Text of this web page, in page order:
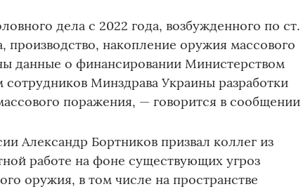
дела с 2022 года, возбужденного по ст.
производство, накопление оружия массового
данные о финансировании Министерством
Минздрава Украины разработки
поражения, — говорится в
Александр Бортников призвал коллег из
работе на фоне существующих угроз
оружия, в том числе на пространстве